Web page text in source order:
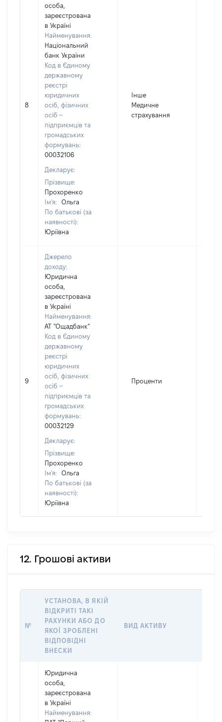
8
особа,
зареєстрована
в Україні
Найменування:
Національний
банк України
Код в Єдиному
державному
реєстрі
юридичних
осіб, фізичних
осіб –
підприємців та
громадських
формувань:
00032106
Декларує:
Прізвище:
Прохоренко
Ім'я:
Ольга
По батькові (за
наявності):
Юріївна
Інше
Медичне
страхування
9
Джерело
доходу:
Юридична
особа,
зареєстрована
в Україні
Найменування:
АТ "Ощадбанк"
Код в Єдиному
державному
реєстрі
юридичних
осіб, фізичних
осіб –
підприємців та
громадських
формувань:
00032129
Декларує:
Прізвище:
Прохоренко
Ім'я:
Ольга
По батькові (за
наявності):
Юріївна
Проценти
12. Грошові активи
№
УСТАНОВА, В ЯКІЙ
ВІДКРИТІ ТАКІ
РАХУНКИ АБО ДО
ЯКОЇ ЗРОБЛЕНІ
ВІДПОВІДНІ
ВНЕСКИ
ВИД АКТИВУ
Юридична
особа,
зареєстрована
в Україні
Найменування: